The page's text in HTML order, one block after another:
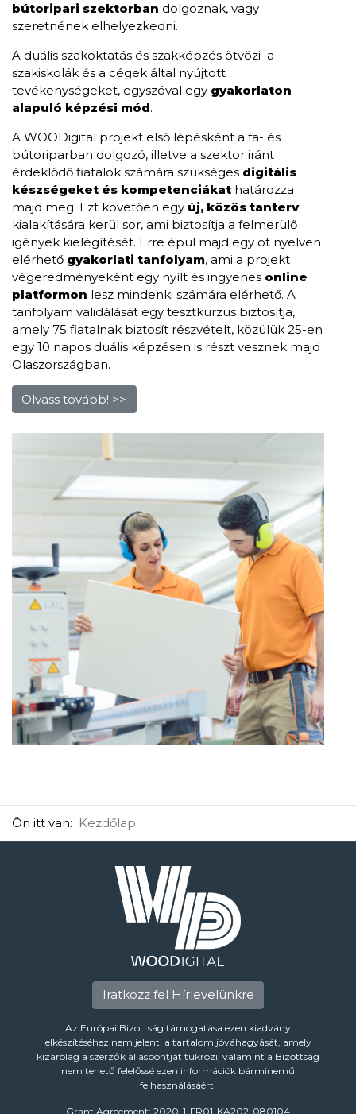
bútoripari szektorban dolgoznak, vagy
szeretnének elhelyezkedni.
A duális szakoktatás és szakképzés ötvözi a
szakiskolák és a cégek által nyújtott
tevékenységeket, egyszóval egy gyakorlaton
alapuló képzési mód.
A WOODigital projekt első lépésként a fa- és
bútoriparban dolgozó, illetve a szektor iránt
érdeklődő fiatalok számára szükséges digitális
készségeket és kompetenciákat határozza
majd meg. Ezt követően egy új, közös tanterv
kialakítására kerül sor, ami biztosítja a felmerülő
igények kielégítését. Erre épül majd egy öt nyelven
elérhető gyakorlati tanfolyam, ami a projekt
végeredményeként egy nyílt és ingyenes online
platformon lesz mindenki számára elérhető. A
tanfolyam validálását egy tesztkurzus biztosítja,
amely 75 fiatalnak biztosít részvételt, közülük 25-en
egy 10 napos duális képzésen is részt vesznek majd
Olaszországban.
Olvass tovább! >>
Ön itt van: Kezdőlap
Iratkozz fel Hírlevelünkre
Az Európai Bizottság támogatása ezen kiadvány
elkészítéséhez nem jelenti a tartalom jóváhagyását, amely
kizárólag a szerzők álláspontját tükrözi, valamint a Bizottság
nem tehető felelőssé ezen információk bárminemű
felhasználásáért.
Grant Agreement: 2020-1-FR01-KA202-080104